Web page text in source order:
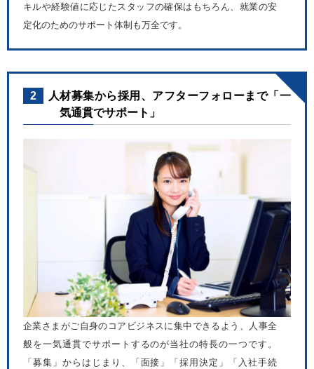
キルや経験値に応じたスタッフの確保はもちろん、就業の安
定化のためのサポート体制も万全です。
2
人材募集から採用、アフターフォローまで「一
気通貫でサポート」
企業さまがご自身のコアビジネスに集中できるよう、人事全
般を一気通貫でサポートするのが当社の特長の一つです。
「募集」からはじまり、「面接」「採用決定」「入社手続